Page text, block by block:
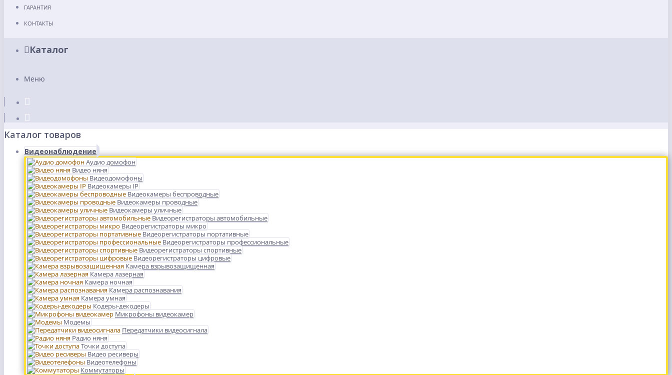
ГАРАНТИЯ
КОНТАКТЫ
Каталог
Меню
Каталог товаров
Видеонаблюдение
Аудио домофон
Видео няня
Видеодомофоны
Видеокамеры IP
Видеокамеры беспроводные
Видеокамеры проводные
Видеокамеры уличные
Видеорегистраторы автомобильные
Видеорегистраторы микро
Видеорегистраторы портативные
Видеорегистраторы профессиональные
Видеорегистраторы спортивные
Видеорегистраторы цифровые
Камера взрывозащищенная
Камера лазерная
Камера ночная
Камера распознавания
Камера умная
Кодеры-декодеры
Микрофоны видеокамер
Модемы
Передатчики видеосигнала
Радио няня
Точки доступа
Видео ресиверы
Видеотелефоны
Коммутаторы